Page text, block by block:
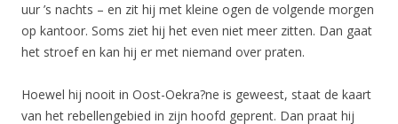
uur ’s nachts – en zit hij met kleine ogen de volgende morgen
op kantoor. Soms ziet hij het even niet meer zitten. Dan gaat
het stroef en kan hij er met niemand over praten.
Hoewel hij nooit in Oost-Oekra?ne is geweest, staat de kaart
van het rebellengebied in zijn hoofd geprent. Dan praat hij